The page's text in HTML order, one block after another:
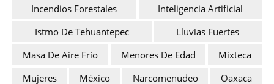
Incendios Forestales
Inteligencia Artificial
Istmo De Tehuantepec
Lluvias Fuertes
Masa De Aire Frío
Menores De Edad
Mixteca
Mujeres
México Narcomenudeo
Oaxaca